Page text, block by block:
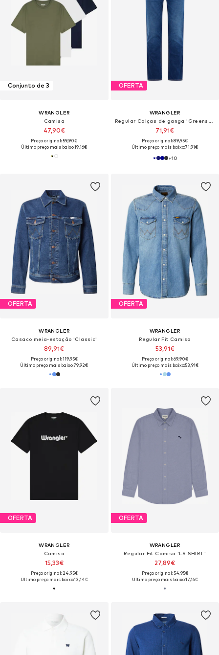
Conjunto de 3
WRANGLER
Camisa
47,90€
Preço original: 59,90€
Último preço mais baixo:19,16€
OFERTA
WRANGLER
Regular Calças de ganga 'Greensboro'
71,91€
Preço original: 89,95€
Último preço mais baixo:71,91€
+10
OFERTA
WRANGLER
Casaco meia-estação 'Classic'
89,91€
Preço original: 119,95€
Último preço mais baixo:79,92€
OFERTA
WRANGLER
Regular Fit Camisa
53,91€
Preço original: 69,90€
Último preço mais baixo:53,91€
OFERTA
WRANGLER
Camisa
15,33€
Preço original: 24,95€
Último preço mais baixo:13,14€
OFERTA
WRANGLER
Regular Fit Camisa 'LS SHIRT'
27,89€
Preço original: 54,95€
Último preço mais baixo:17,16€